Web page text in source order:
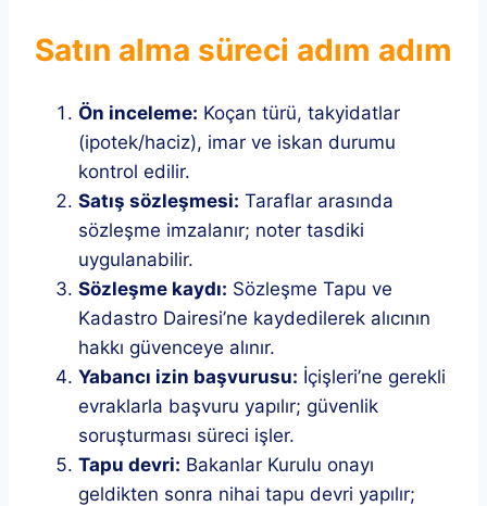
Satın alma süreci adım adım
Ön inceleme: Koçan türü, takyidatlar
(ipotek/haciz), imar ve iskan durumu
kontrol edilir.
Satış sözleşmesi: Taraflar arasında
sözleşme imzalanır; noter tasdiki
uygulanabilir.
Sözleşme kaydı: Sözleşme Tapu ve
Kadastro Dairesi’ne kaydedilerek alıcının
hakkı güvenceye alınır.
Yabancı izin başvurusu: İçişleri’ne gerekli
evraklarla başvuru yapılır; güvenlik
soruşturması süreci işler.
Tapu devri: Bakanlar Kurulu onayı
geldikten sonra nihai tapu devri yapılır;